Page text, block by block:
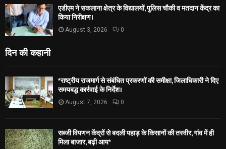
एडीएम ने सकलाना क्षेत्र के विद्यालयों, पुलिस चौकी व मतदान केंद्र का
किया निरीक्षण।
August 3, 2026 0
दिन की कहानी
*राष्ट्रीय राजमार्ग से संबंधित प्रकरणों की समीक्षा, जिलाधिकारी ने दिए
समयबद्ध कार्रवाई के निर्देश।
August 7, 2026 0
सब्जी विपणन केंद्रों से बदली पहाड़ के किसानों की तस्वीर, गांव में ही
मिला बाजार, बढ़ी आय*